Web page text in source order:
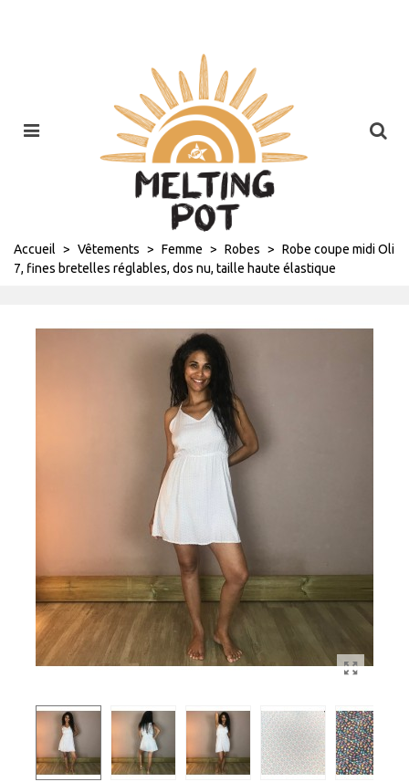
Accueil > Vêtements > Femme > Robes > Robe coupe midi Oli
7, fines bretelles réglables, dos nu, taille haute élastique